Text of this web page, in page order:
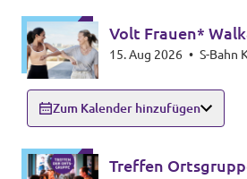
Volt Frauen*
15. Aug 2026 • S-Bahn
Zum Kalender hinzufügen
Treffen